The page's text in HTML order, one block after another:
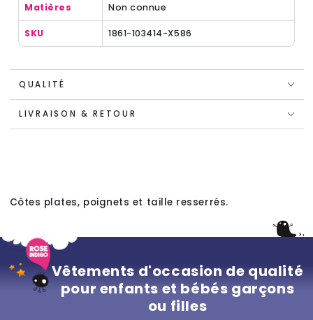
Matières Non connue
SKU 1861-103414-X586
QUALITÉ
LIVRAISON & RETOUR
Côtes plates, poignets et taille resserrés.
Vêtements d'occasion de qualité
pour enfants et bébés garçons
ou filles